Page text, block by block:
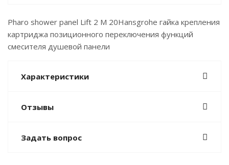
Pharo shower panel Lift 2 M 20Hansgrohe гайка крепления
картриджа позиционного переключения функций
смесителя душевой панели
Характеристики
Отзывы
Задать вопрос